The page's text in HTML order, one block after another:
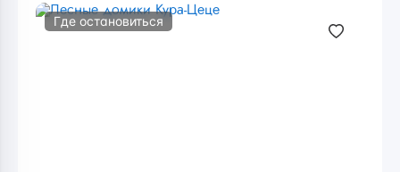
Где остановиться